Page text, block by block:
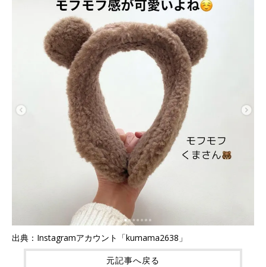
出典：Instagramアカウント「kumama2638」
元記事へ戻る